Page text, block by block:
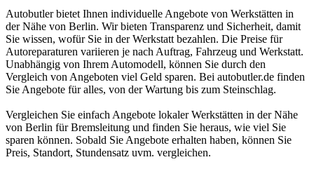
Autobutler bietet Ihnen individuelle Angebote von Werkstätten in
der Nähe von Berlin. Wir bieten Transparenz und Sicherheit, damit
Sie wissen, wofür Sie in der Werkstatt bezahlen. Die Preise für
Autoreparaturen variieren je nach Auftrag, Fahrzeug und Werkstatt.
Unabhängig von Ihrem Automodell, können Sie durch den
Vergleich von Angeboten viel Geld sparen. Bei autobutler.de finden
Sie Angebote für alles, von der Wartung bis zum Steinschlag.
Vergleichen Sie einfach Angebote lokaler Werkstätten in der Nähe
von Berlin für Bremsleitung und finden Sie heraus, wie viel Sie
sparen können. Sobald Sie Angebote erhalten haben, können Sie
Preis, Standort, Stundensatz uvm. vergleichen.